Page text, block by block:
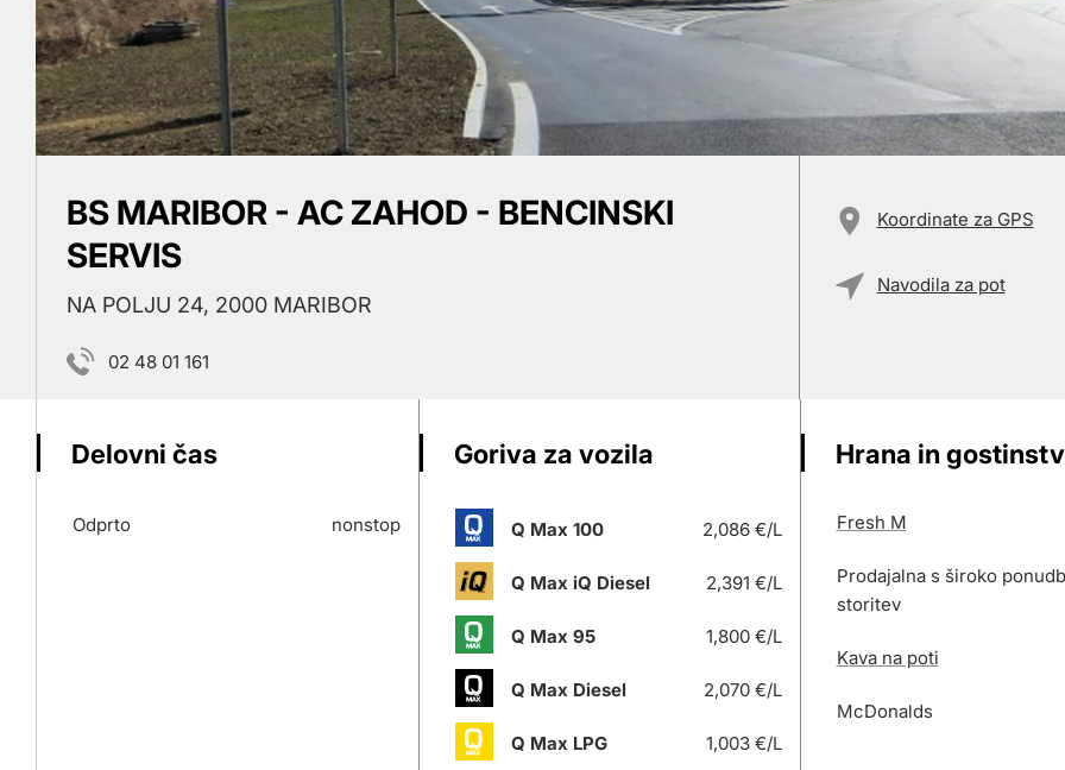
BS MARIBOR - AC ZAHOD - BENCINSKI
SERVIS
NA POLJU 24, 2000 MARIBOR
02 48 01 161
Koordinate za GPS
Navodila za pot
Delovni čas
Odprto nonstop
Goriva za vozila
Q Max 100 2,086 €/L
Q Max iQ Diesel 2,391 €/L
Q Max 95 1,800 €/L
Q Max Diesel 2,070 €/L
Q Max LPG 1,003 €/L
Hrana in
Fresh M
Prodajalna s široko
storitev
Kava na poti
McDonalds